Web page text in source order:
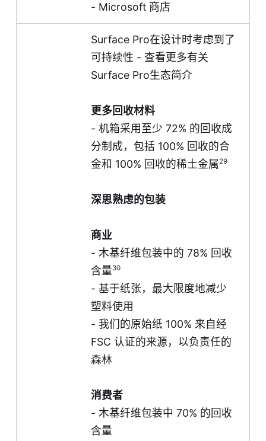
- Microsoft 商店
Surface Pro在设计时考虑到了
可持续性 - 查看更多有关
Surface Pro生态简介
更多回收材料
- 机箱采用至少 72% 的回收成
分制成，包括 100% 回收的合
金和 100% 回收的稀土金属29
深思熟虑的包装
商业
- 木基纤维包装中的 78% 回收
含量30
- 基于纸张，最大限度地减少
塑料使用
- 我们的原始纸 100% 来自经
FSC 认证的来源，以负责任的
森林
消费者
- 木基纤维包装中 70% 的回收
含量